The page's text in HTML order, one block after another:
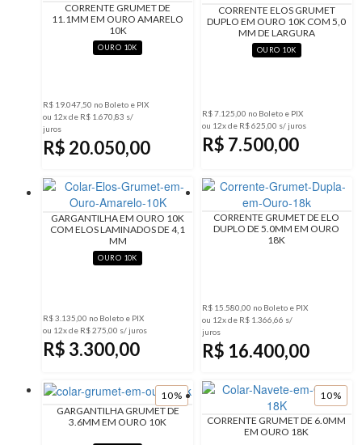
OURO 10K
CORRENTE GRUMET DE
11.1MM EM OURO AMARELO
10K
R$ 19.047,50 no Boleto e PIX
ou 12x de R$ 1.670,83 s/
juros
R$ 20.050,00
OURO 10K
CORRENTE ELOS GRUMET
DUPLO EM OURO 10K COM 5,0
MM DE LARGURA
R$ 7.125,00 no Boleto e PIX
ou 12x de R$ 625,00 s/ juros
R$ 7.500,00
OURO 10K
GARGANTILHA EM OURO 10K
COM ELOS LAMINADOS DE 4,1
MM
R$ 3.135,00 no Boleto e PIX
ou 12x de R$ 275,00 s/ juros
R$ 3.300,00
CORRENTE GRUMET DE ELO
DUPLO DE 5.0MM EM OURO
18K
R$ 15.580,00 no Boleto e PIX
ou 12x de R$ 1.366,66 s/
juros
R$ 16.400,00
10%
GARGANTILHA GRUMET DE
3.6MM EM OURO 10K
10%
CORRENTE GRUMET DE 6.0MM
EM OURO 18K